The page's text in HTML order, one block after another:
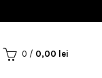
0 / 0,00 lei